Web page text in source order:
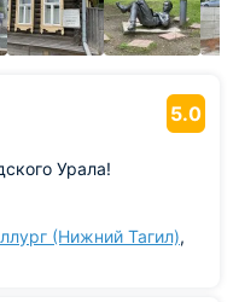
5.0
Урала!
(Нижний Тагил),